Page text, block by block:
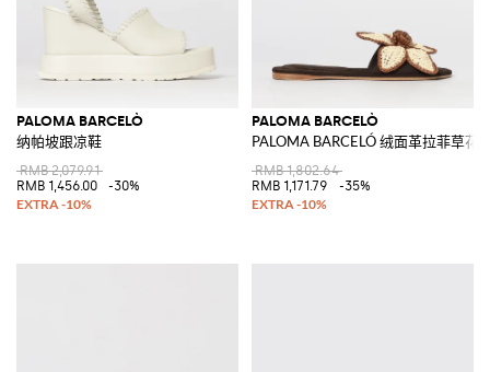
PALOMA BARCELÒ
纳帕坡跟凉鞋
RMB 2,079.91
RMB 1,456.00
-30%
PALOMA BARCELÒ
PALOMA BARCELÓ 绒面革拉菲草花
RMB 1,802.64
RMB 1,171.79
-35%